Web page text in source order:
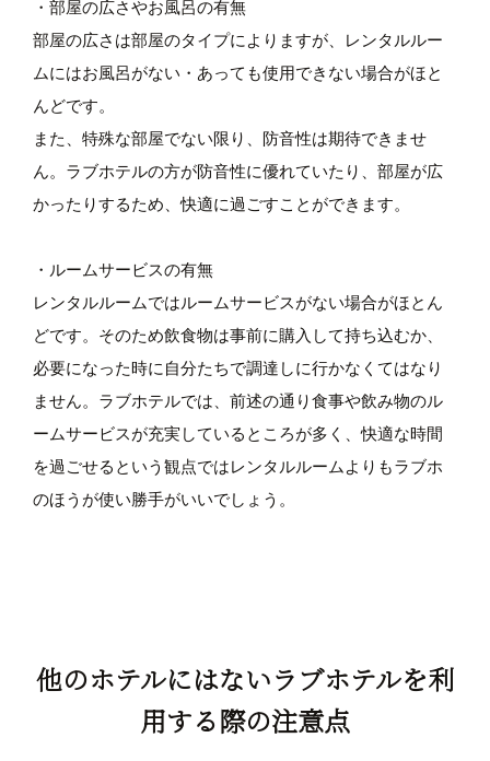
・部屋の広さやお風呂の有無
部屋の広さは部屋のタイプによりますが、レンタルルー
ムにはお風呂がない・あっても使用できない場合がほと
んどです。
また、特殊な部屋でない限り、防音性は期待できませ
ん。ラブホテルの方が防音性に優れていたり、部屋が広
かったりするため、快適に過ごすことができます。
・ルームサービスの有無
レンタルルームではルームサービスがない場合がほとん
どです。そのため飲食物は事前に購入して持ち込むか、
必要になった時に自分たちで調達しに行かなくてはなり
ません。ラブホテルでは、前述の通り食事や飲み物のル
ームサービスが充実しているところが多く、快適な時間
を過ごせるという観点ではレンタルルームよりもラブホ
のほうが使い勝手がいいでしょう。
他のホテルにはないラブホテルを利
用する際の注意点